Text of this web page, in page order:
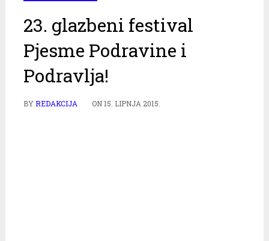
23. glazbeni festival
Pjesme Podravine i
Podravlja!
BYREDAKCIJA ON15. LIPNJA 2015.